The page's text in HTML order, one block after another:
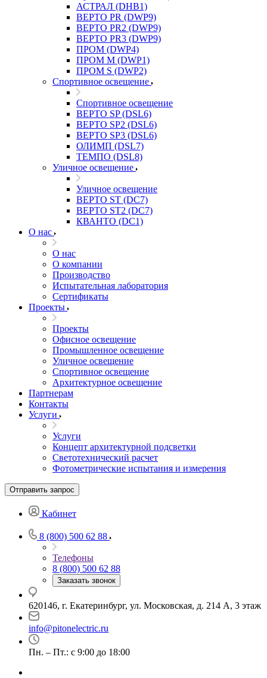
АСТРАЛ (DHB1)
ВЕРТО PR (DWP9)
ВЕРТО PR2 (DWP9)
ВЕРТО PR3 (DWP9)
ПРОМ (DWP4)
ПРОМ M (DWP1)
ПРОМ S (DWP2)
Спортивное освещение
Спортивное освещение
ВЕРТО SP (DSL6)
ВЕРТО SP2 (DSL6)
ВЕРТО SP3 (DSL6)
ОЛИМП (DSL7)
ТЕМПО (DSL8)
Уличное освещение
Уличное освещение
ВЕРТО ST (DC7)
ВЕРТО ST2 (DC7)
КВАНТО (DC1)
О нас
О нас
О компании
Производство
Испытательная лаборатория
Сертификаты
Проекты
Проекты
Офисное освещение
Промышленное освещение
Уличное освещение
Спортивное освещение
Архитектурное освещение
Партнерам
Контакты
Услуги
Услуги
Концепт архитектурной подсветки
Светотехнический расчет
Фотометрические испытания и измерения
Отправить запрос
Кабинет
8 (800) 500 62 88
Телефоны
8 (800) 500 62 88
Заказать звонок
620146, г. Екатеринбург, ул. Московская, д. 214 А, 3 этаж
info@pitonelectric.ru
Пн. – Пт.: с 9:00 до 18:00